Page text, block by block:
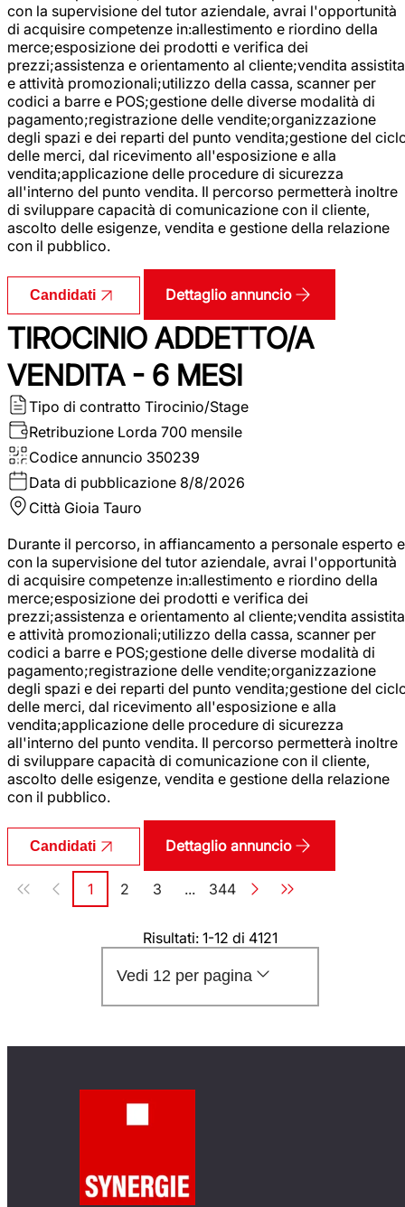
con la supervisione del tutor aziendale, avrai l'opportunità
di acquisire competenze in:allestimento e riordino della
merce;esposizione dei prodotti e verifica dei
prezzi;assistenza e orientamento al cliente;vendita assistita
e attività promozionali;utilizzo della cassa, scanner per
codici a barre e POS;gestione delle diverse modalità di
pagamento;registrazione delle vendite;organizzazione
degli spazi e dei reparti del punto vendita;gestione del
delle merci, dal ricevimento all'esposizione e alla
vendita;applicazione delle procedure di sicurezza
all'interno del punto vendita. Il percorso permetterà inoltre
di sviluppare capacità di comunicazione con il cliente,
ascolto delle esigenze, vendita e gestione della relazione
con il pubblico.
Candidati Dettaglio annuncio
TIROCINIO ADDETTO/A
VENDITA - 6 MESI
Tipo di contratto Tirocinio/Stage
Retribuzione Lorda 700 mensile
Codice annuncio 350239
Data di pubblicazione 8/8/2026
Città Gioia Tauro
Durante il percorso, in affiancamento a personale esperto e
con la supervisione del tutor aziendale, avrai l'opportunità
di acquisire competenze in:allestimento e riordino della
merce;esposizione dei prodotti e verifica dei
prezzi;assistenza e orientamento al cliente;vendita assistita
e attività promozionali;utilizzo della cassa, scanner per
codici a barre e POS;gestione delle diverse modalità di
pagamento;registrazione delle vendite;organizzazione
degli spazi e dei reparti del punto vendita;gestione del
delle merci, dal ricevimento all'esposizione e alla
vendita;applicazione delle procedure di sicurezza
all'interno del punto vendita. Il percorso permetterà inoltre
di sviluppare capacità di comunicazione con il cliente,
ascolto delle esigenze, vendita e gestione della relazione
con il pubblico.
Candidati Dettaglio annuncio
Paginazione
Pagina
1 Pagina
2 Pagina
3 ... Pagina
344
Risultati: 1-12 di 4121
Vedi 12 per pagina